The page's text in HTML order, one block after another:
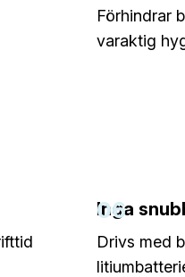
Förhindrar
varaktig
06
Inga
Drivs med